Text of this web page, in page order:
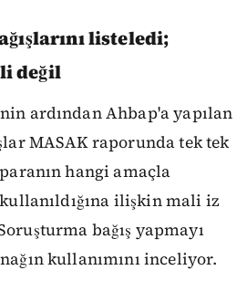
listeledi;
değil
ardından Ahbap'a yapılan
MASAK raporunda tek tek
hangi amaçla
kullanıldığına ilişkin mali iz
bağış yapmayı
kullanımını inceliyor.